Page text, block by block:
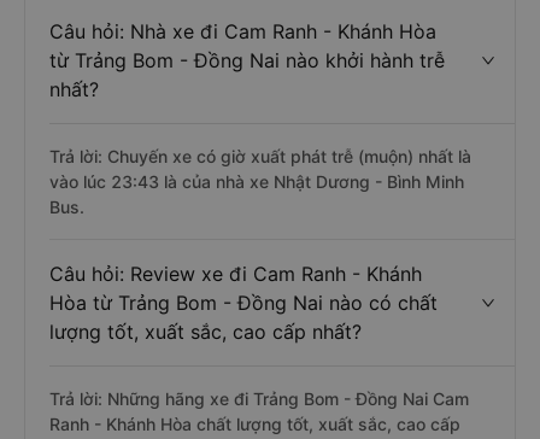
Câu hỏi: Nhà xe đi Cam Ranh - Khánh Hòa
từ Trảng Bom - Đồng Nai nào khởi hành trễ
nhất?
Trả lời: Chuyến xe có giờ xuất phát trễ (muộn) nhất là
vào lúc 23:43 là của nhà xe Nhật Dương - Bình Minh
Bus.
Câu hỏi: Review xe đi Cam Ranh - Khánh
Hòa từ Trảng Bom - Đồng Nai nào có chất
lượng tốt, xuất sắc, cao cấp nhất?
Trả lời: Những hãng xe đi Trảng Bom - Đồng Nai Cam
Ranh - Khánh Hòa chất lượng tốt, xuất sắc, cao cấp